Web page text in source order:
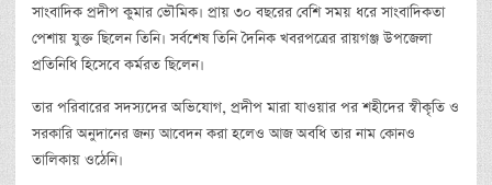
সাংবাদিক প্রদীপ কুমার ভৌমিক। প্রায় ৩০ বছরের বেশি সময় ধরে সাংবাদিকতা
পেশায় যুক্ত ছিলেন তিনি। সর্বশেষ তিনি দৈনিক খবরপত্রের রায়গঞ্জ উপজেলা
প্রতিনিধি হিসেবে কর্মরত ছিলেন।
তার পরিবারের সদস্যদের অভিযোগ, প্রদীপ মারা যাওয়ার পর শহীদের স্বীকৃতি ও
সরকারি অনুদানের জন্য আবেদন করা হলেও আজ অবধি তার নাম কোনও
তালিকায় ওঠেনি।